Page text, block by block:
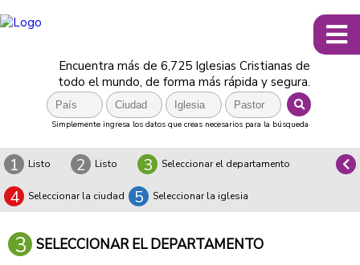
Encuentra más de 6,725 Iglesias Cristianas de
todo el mundo, de forma más rápida y segura.
Simplemente ingresa los datos que creas necesarios para la búsqueda
1 Listo 2 Listo 3 Seleccionar el departamento
4 Seleccionar la ciudad 5 Seleccionar la iglesia
3 SELECCIONAR EL DEPARTAMENTO